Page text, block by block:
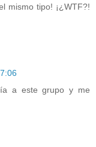
mismo tipo! ¡¿WTF?!
a este grupo y me